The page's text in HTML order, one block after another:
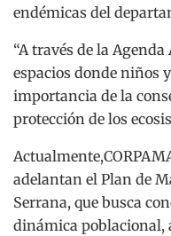
endémicas del
“A través de la
espacios donde niños
importancia de la
protección de los
adelantan el Plan de
Serrana, que busca
dinámica poblacional,